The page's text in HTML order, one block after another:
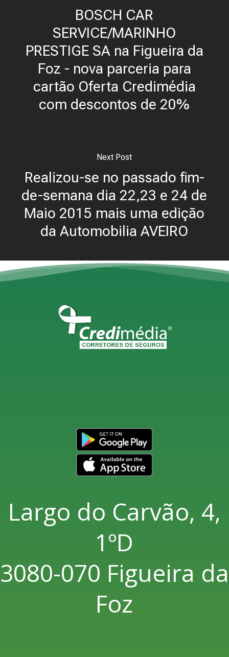
BOSCH CAR
SERVICE/MARINHO
PRESTIGE SA na Figueira da
Foz - nova parceria para
cartão Oferta Credimédia
com descontos de 20%
Next Post
Realizou-se no passado fim-
de-semana dia 22,23 e 24 de
Maio 2015 mais uma edição
da Automobilia AVEIRO
Largo do Carvão, 4,
1ºD
3080-070 Figueira da
Foz